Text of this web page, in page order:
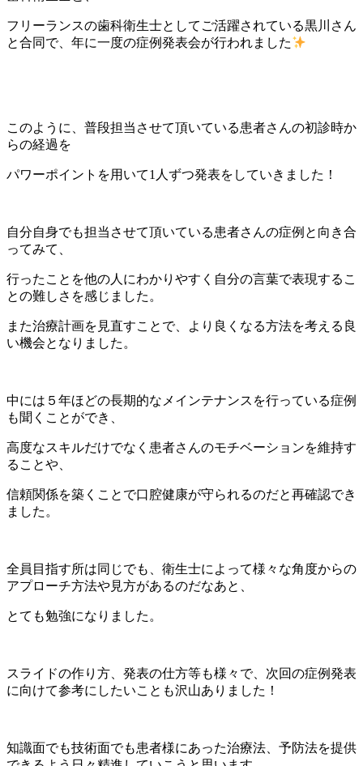
フリーランスの歯科衛生士としてご活躍されている黒川さん
と合同で、年に一度の症例発表会が行われました
このように、普段担当させて頂いている患者さんの初診時か
らの経過を
パワーポイントを用いて1人ずつ発表をしていきました！
自分自身でも担当させて頂いている患者さんの症例と向き合
ってみて、
行ったことを他の人にわかりやすく自分の言葉で表現するこ
との難しさを感じました。
また治療計画を見直すことで、より良くなる方法を考える良
い機会となりました。
中には５年ほどの長期的なメインテナンスを行っている症例
も聞くことができ、
高度なスキルだけでなく患者さんのモチベーションを維持す
ることや、
信頼関係を築くことで口腔健康が守られるのだと再確認でき
ました。
全員目指す所は同じでも、衛生士によって様々な角度からの
アプローチ方法や見方があるのだなあと、
とても勉強になりました。
スライドの作り方、発表の仕方等も様々で、次回の症例発表
に向けて参考にしたいことも沢山ありました！
知識面でも技術面でも患者様にあった治療法、予防法を提供